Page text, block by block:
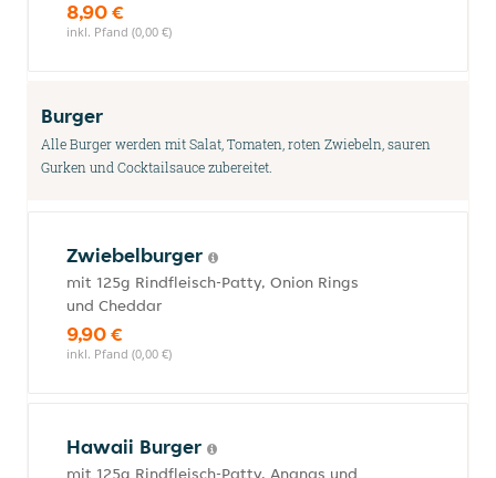
8,90 €
inkl. Pfand (0,00 €)
Burger
Alle Burger werden mit Salat, Tomaten, roten Zwiebeln, sauren
Gurken und Cocktailsauce zubereitet.
Zwiebelburger
mit 125g Rindfleisch-Patty, Onion Rings
und Cheddar
9,90 €
inkl. Pfand (0,00 €)
Hawaii Burger
mit 125g Rindfleisch-Patty, Ananas und